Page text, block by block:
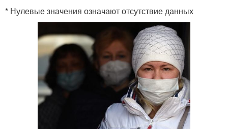
* Нулевые значения означают отсутствие данных